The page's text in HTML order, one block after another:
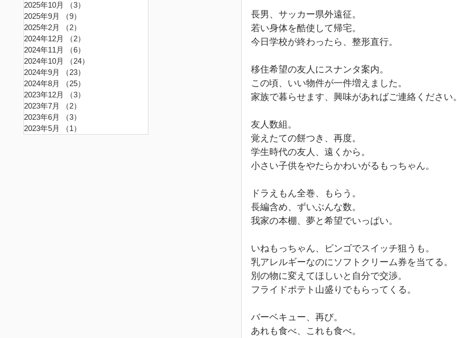
2025年10月 （3）
2025年9月
（9）
2025年2月
（2）
2024年12月
（2）
2024年11月
（6）
2024年10月
（24）
2024年9月
（23）
2024年8月
（25）
2023年12月
（3）
2023年7月
（2）
2023年6月
（3）
2023年5月
（1）
長男、サッカー県外遠征。
若い身体を酷使して帰宅。
今日学校が終わったら、整形直行。
移住希望の友人にスナンタ案内。
この頃、いい物件が一件増えました。
家族で暮らせます、興味があればご連絡ください
友人数組。
覚えたての餅つき、再度。
学生時代の友人、遠くから。
小さい子供をやたらかわいがるもっちゃん。
ドラえもん全巻、もらう。
長編含め、ずいぶんな数。
我家の本棚、夢と希望でいっぱい。
いねもっちゃん、ビンゴでスイッチ狙うも。
乳アレルギーなのにソフトクリーム券を当てる。
別の物に変えてほしいと自分で交渉。
フライドポテト山盛りでもらってくる。
バーベキュー、再び。
あれも食べ、これも食べ。